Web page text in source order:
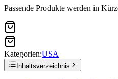
Passende Produkte werden in
Kategorien:USA
Inhaltsverzeichnis